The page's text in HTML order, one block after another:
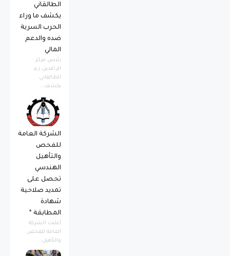
الطالقاني
يكشف ما وراء
الحرب السرية
ضده والدعم
المالي
رئيس مركز
الرافدين زيد
الطالقاني
يكشف...
الشركة العامة
للفحص
والتأهيل
الهندسي
تحصل على
تمديد صلاحية
شهادة
المطابقة *
أعلنت الشركة
العامة للفحص
والتأهيل...